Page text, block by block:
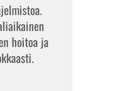
hoitoa ja